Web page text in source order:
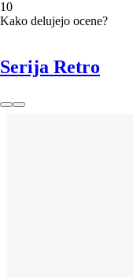
10
Kako delujejo ocene?
Serija Retro